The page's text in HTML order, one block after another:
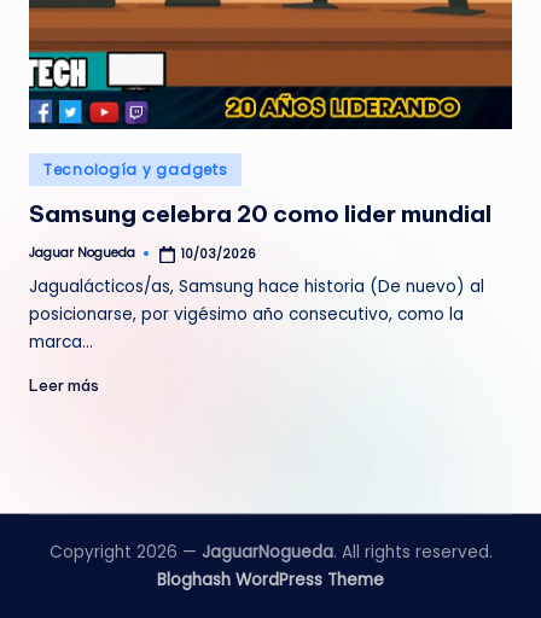
g
u
e
d
aPublicado
en
Tecnología y gadgets
Samsung celebra 20 como lider mundial
Publicado
Jaguar Nogueda 10/03/2026
Jagualácticos/as, Samsung hace historia (De nuevo) al
posicionarse, por vigésimo año consecutivo, como la
marca…
Leer más
Copyright 2026 — JaguarNogueda. All rights reserved.
Bloghash WordPress Theme